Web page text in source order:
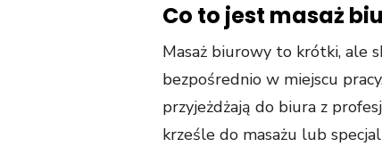
Co to jest masaż
Masaż biurowy to krótki, ale
bezpośrednio w miejscu
przyjeżdżają do biura z
krześle do masażu lub